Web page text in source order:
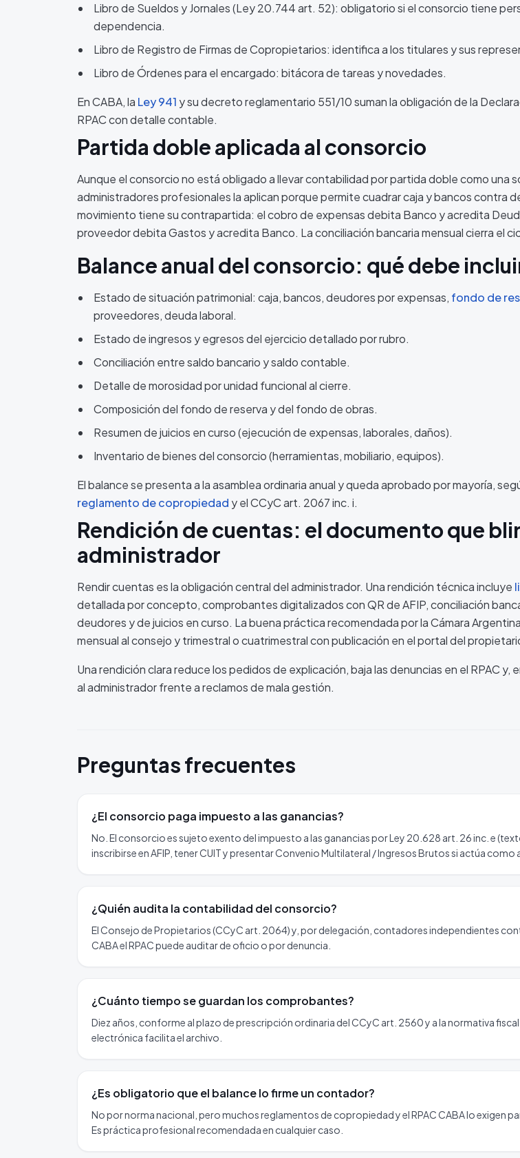
Libro de Sueldos y Jornales (Ley 20.744 art. 52): obligatorio si el consorcio tiene
dependencia.
Libro de Registro de Firmas de Copropietarios: identifica a los titulares y sus
Libro de Órdenes para el encargado: bitácora de tareas y novedades.
En CABA, la Ley 941 y su decreto reglamentario 551/10 suman la obligación de la
RPAC con detalle contable.
Partida doble aplicada al consorcio
Aunque el consorcio no está obligado a llevar contabilidad por partida doble como una
administradores profesionales la aplican porque permite cuadrar caja y bancos contra
movimiento tiene su contrapartida: el cobro de expensas debita Banco y acredita
proveedor debita Gastos y acredita Banco. La conciliación bancaria mensual cierra el
Balance anual del consorcio: qué debe
Estado de situación patrimonial: caja, bancos, deudores por expensas, fondo de
proveedores, deuda laboral.
Estado de ingresos y egresos del ejercicio detallado por rubro.
Conciliación entre saldo bancario y saldo contable.
Detalle de morosidad por unidad funcional al cierre.
Composición del fondo de reserva y del fondo de obras.
Resumen de juicios en curso (ejecución de expensas, laborales, daños).
Inventario de bienes del consorcio (herramientas, mobiliario, equipos).
El balance se presenta a la asamblea ordinaria anual y queda aprobado por mayoría,
reglamento de copropiedad y el CCyC art. 2067 inc. i.
Rendición de cuentas: el documento que
administrador
Rendir cuentas es la obligación central del administrador. Una rendición técnica incluye
detallada por concepto, comprobantes digitalizados con QR de AFIP, conciliación
deudores y de juicios en curso. La buena práctica recomendada por la Cámara
mensual al consejo y trimestral o cuatrimestral con publicación en el portal del
Una rendición clara reduce los pedidos de explicación, baja las denuncias en el RPAC
al administrador frente a reclamos de mala gestión.
Preguntas frecuentes
¿El consorcio paga impuesto a las ganancias?
No. El consorcio es sujeto exento del impuesto a las ganancias por Ley 20.628 art. 26 inc. e
inscribirse en AFIP, tener CUIT y presentar Convenio Multilateral / Ingresos Brutos si actúa como
¿Quién audita la contabilidad del consorcio?
El Consejo de Propietarios (CCyC art. 2064) y, por delegación, contadores independientes
CABA el RPAC puede auditar de oficio o por denuncia.
¿Cuánto tiempo se guardan los comprobantes?
Diez años, conforme al plazo de prescripción ordinaria del CCyC art. 2560 y a la normativa
electrónica facilita el archivo.
¿Es obligatorio que el balance lo firme un contador?
No por norma nacional, pero muchos reglamentos de copropiedad y el RPAC CABA lo exigen
Es práctica profesional recomendada en cualquier caso.